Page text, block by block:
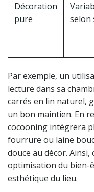
Décoration
pure
selon
Par exemple, un
lecture dans sa
carrés en lin naturel,
un bon maintien. En
cocooning intégrera
fourrure ou laine
douce au décor.
optimisation du bien-
esthétique du lieu.